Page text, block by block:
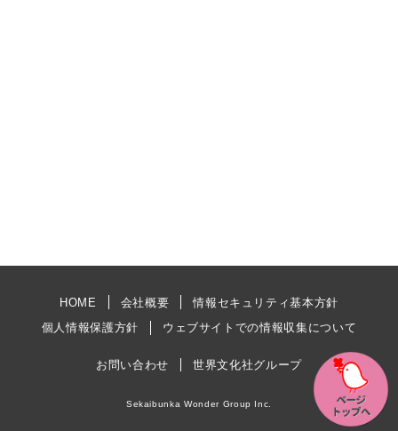
HOME 会社概要
情報セキュリティ基本方針
個人情報保護方針
ウェブサイトでの情報収集について
お問い合わせ 世界文化社グループ
Sekaibunka Wonder Group Inc.